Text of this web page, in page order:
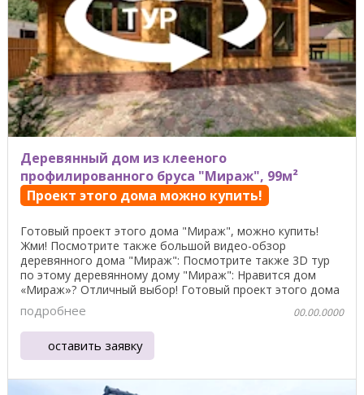
Деревянный дом из клееного
профилированного бруса "Мираж", 99м²
Проект этого дома можно купить!
Готовый проект этого дома "Мираж", можно купить!
Жми! Посмотрите также большой видео-обзор
деревянного дома "Мираж": Посмотрите также 3D тур
по этому деревянному дому "Мираж": Нравится дом
«Мираж»? Отличный выбор! Готовый проект этого дома
"Мираж", ...
подробнее 00.00.0000
оставить заявку